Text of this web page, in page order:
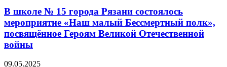
В школе № 15 города Рязани состоялось
мероприятие «Наш малый Бессмертный полк»,
посвящённое Героям Великой Отечественной
войны
09.05.2025